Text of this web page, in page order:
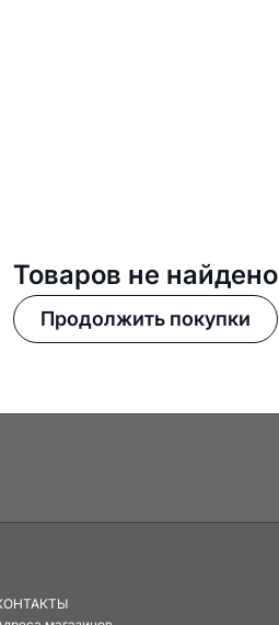
Товаров не найдено
Продолжить покупки